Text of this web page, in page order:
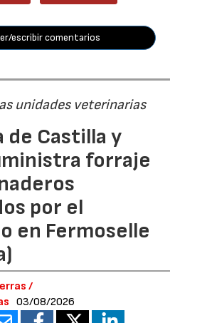
escribir comentarios
unidades veterinarias
de Castilla y
forraje
por el
en Fermoselle
/
03/08/2026